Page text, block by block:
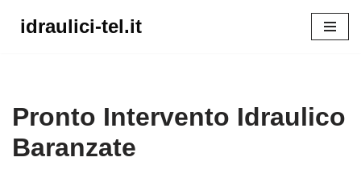
idraulici-tel.it
Pronto Intervento Idraulico
Baranzate